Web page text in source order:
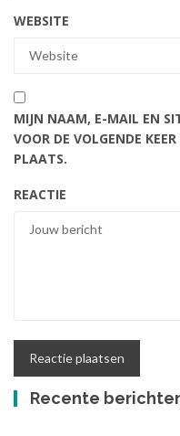
WEBSITE
MIJN NAAM, E-MAIL EN
VOOR DE VOLGENDE
PLAATS.
REACTIE
Recente